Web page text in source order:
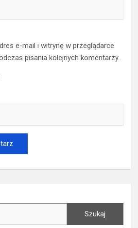
e-mail i witrynę w przeglądarce
pisania kolejnych komentarzy.
Szukaj